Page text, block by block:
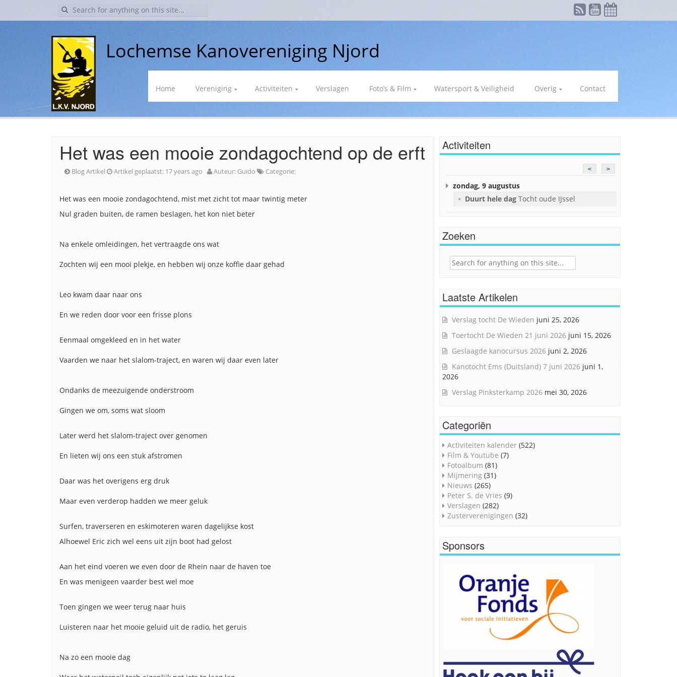
Search
Lochemse Kanovereniging Njord
Skip
Home Vereniging Activiteiten Verslagen Foto’s & Film Watersport & Veiligheid Overig Contact
Het was een mooie zondagochtend op de erft
Blog Artikel Artikel geplaatst: 17 years ago Auteur: Guido Categorie:
Het was een mooie zondagochtend, mist met zicht tot maar twintig meter
Nul graden buiten, de ramen beslagen, het kon niet beter
Na enkele omleidingen, het vertraagde ons wat
Zochten wij een mooi plekje, en hebben wij onze koffie daar gehad
Leo kwam daar naar ons
En we reden door voor een frisse plons
Eenmaal omgekleed en in het water
Vaarden we naar het slalom-traject, en waren wij daar even later
Ondanks de meezuigende onderstroom
Gingen we om, soms wat sloom
Later werd het slalom-traject over genomen
En lieten wij ons een stuk afstromen
Daar was het overigens erg druk
Maar even verderop hadden we meer geluk
Surfen, traverseren en eskimoteren waren dagelijkse kost
Alhoewel Eric zich wel eens uit zijn boot had gelost
Aan het eind voeren we even door de Rhein naar de haven toe
En was menigeen vaarder best wel moe
Toen gingen we weer terug naar huis
Luisteren naar het mooie geluid uit de radio, het geruis
Na zo een mooie dag
Activiteiten
< >
zondag, 9 augustus
Duurt hele dag Tocht oude IJssel
Zoeken
Search
Laatste Artikelen
Verslag tocht De Wieden juni 25, 2026
Toertocht De Wieden 21 juni 2026 juni 15, 2026
Geslaagde kanocursus 2026 juni 2, 2026
Kanotocht Ems (Duitsland) 7 juni 2026 juni 1,
2026
Verslag Pinksterkamp 2026 mei 30, 2026
Categoriën
Activiteiten kalender (522)
Film & Youtube (7)
Fotoalbum (81)
Mijmering (31)
Nieuws (265)
Peter S. de Vries (9)
Verslagen (282)
Zusterverenigingen (32)
Sponsors